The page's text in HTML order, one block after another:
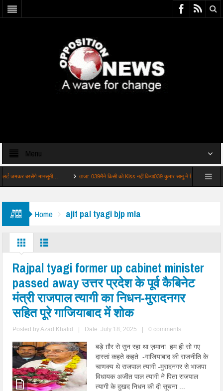
Menu
जमकर बरसेंगे मानसूनी… ताजा: 039मैंने किसी को Kiss नहीं किया039 कुमार सानू ने कि… ताजा:
Home ajit pal tyagi bjp mla
Rajpal tyagi former up cabinet minister
passed away उत्तर प्रदेश के पूर्व कैबिनेट
मंत्री राजपाल त्यागी का निधन-मुरादनगर
सहित पूरे गाजियाबाद में शोक
Posted byAzad Khalid Date: July 18, 2025 0 comments
बड़े ग़ौर से सुन रहा था ज़माना हम ही सो गए
दास्तां कहते कहते -गाजियाबाद की राजनीति के
चाणक्य थे राजपाल त्यागी -मुरादनगर से भाजपा
विधायक अजीत पाल त्यागी ने पिता राजपाल
त्यागी के दुखद निधन की दी सूचना ...